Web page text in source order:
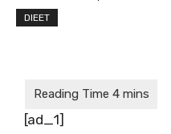
DIEET
[ad_1]